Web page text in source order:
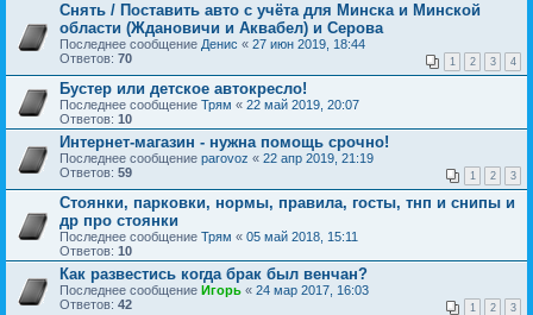
Снять / Поставить авто с учёта для Минска и Минской
области (Ждановичи и Аквабел) и Серова
Последнее сообщение Денис « 27 июн 2019, 18:44
Ответов: 70 1 2 3 4
Бустер или детское автокресло!
Последнее сообщение Трям « 22 май 2019, 20:07
Ответов: 10
Интернет-магазин - нужна помощь срочно!
Последнее сообщение parovoz « 22 апр 2019, 21:19
Ответов: 59 1 2 3
Стоянки, парковки, нормы, правила, госты, тнп и снипы и
др про стоянки
Последнее сообщение Трям « 05 май 2018, 15:11
Ответов: 10
Как развестись когда брак был венчан?
Последнее сообщение Игорь « 24 мар 2017, 16:03
Ответов: 42 1 2 3